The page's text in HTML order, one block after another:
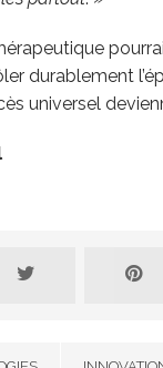
durablement
universel